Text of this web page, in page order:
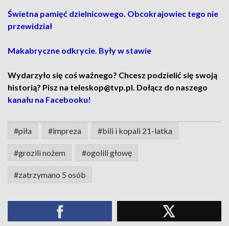
Świetna pamięć dzielnicowego. Obcokrajowiec tego nie
przewidział
Makabryczne odkrycie. Były w stawie
Wydarzyło się coś ważnego? Chcesz podzielić się swoją
historią? Pisz na teleskop@tvp.pl. Dołącz do naszego
kanału na Facebooku!
#piła #impreza #bili i kopali 21-latka
#grozili nożem #ogolili głowę
#zatrzymano 5 osób